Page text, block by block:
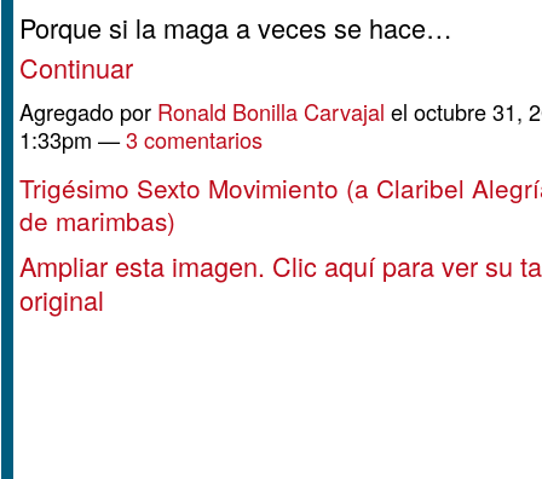
Porque si la maga a veces se hace…
Continuar
Agregado por Ronald Bonilla Carvajal el octubre 31,
1:33pm —3 comentarios
Trigésimo Sexto Movimiento (a Claribel
de marimbas)
Ampliar esta imagen. Clic aquí para ver su
original